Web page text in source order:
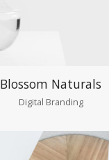
Blossom Naturals
Digital Branding